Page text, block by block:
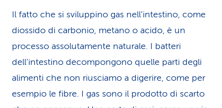
Il fatto che si sviluppino gas nell’intestino, come
diossido di carbonio, metano o acido, è un
processo assolutamente naturale. I batteri
dell’intestino decompongono quelle parti degli
alimenti che non riusciamo a digerire, come per
esempio le fibre. I gas sono il prodotto di scarto